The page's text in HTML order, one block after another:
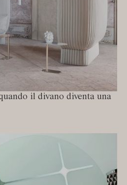
il divano diventa una